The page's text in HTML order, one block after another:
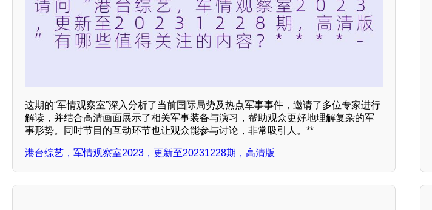
这期的“军情观察室”深入分析了当前国际局势及热点军事事件，邀请了多位专家进行
解读，并结合高清画面展示了相关军事装备与演习，帮助观众更好地理解复杂的军
事形势。同时节目的互动环节也让观众能参与讨论，非常吸引人。**
港台综艺，军情观察室2023，更新至20231228期，高清版